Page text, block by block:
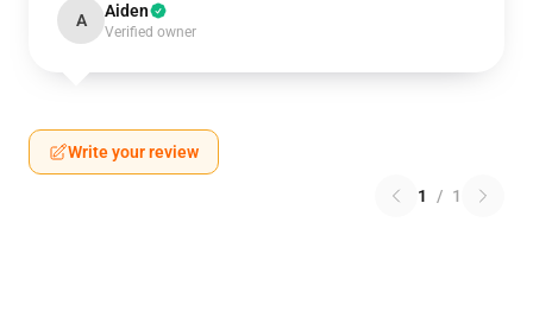
A Aiden
Verified owner
Write your review
1 / 1